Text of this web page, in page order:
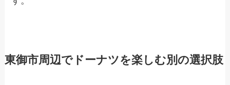
東御市周辺でドーナツを楽しむ別の選択肢